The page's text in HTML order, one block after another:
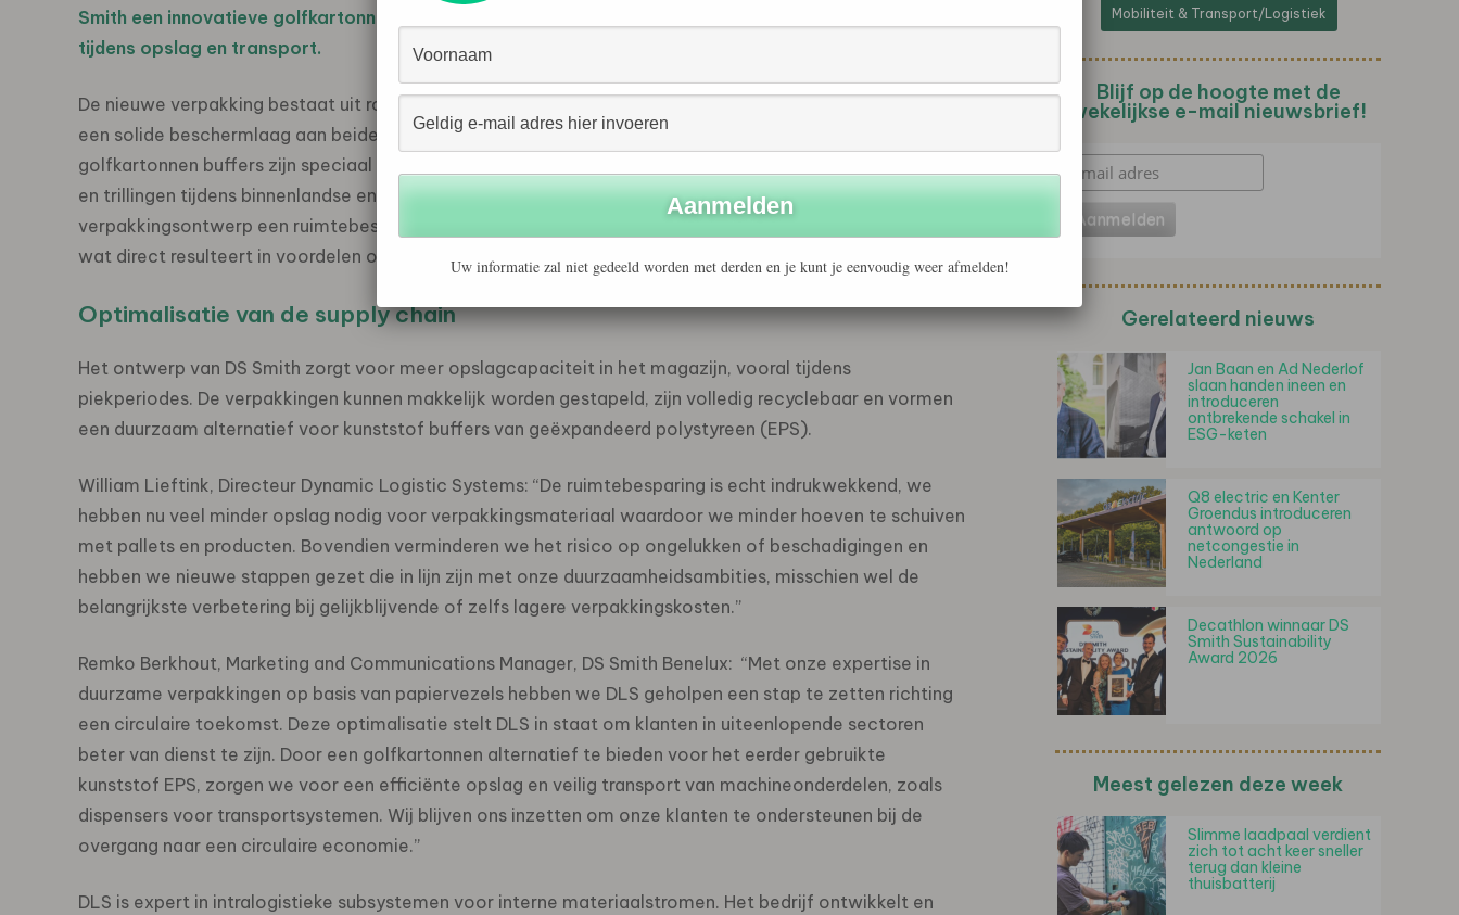
Smith een innovatieve golfkartonnen buffer ontwikkeld die belangrijke machineonderdelen beschermt
tijdens opslag en transport.
De nieuwe verpakking bestaat uit robuuste zijpanelen van dubbelgolf karton. Deze constructie vormt
een solide beschermlaag aan beide zijden, waardoor de inhoud optimaal beschermd blijft. De
golfkartonnen buffers zijn speciaal ontworpen om de producten van DLS te beschermen tegen schokken
en trillingen tijdens binnenlandse en internationale transport. Daarnaast biedt het nieuwe
verpakkingsontwerp een ruimtebesparing van circa 60% ten opzichte van eerdere EPS verpakkingen,
wat direct resulteert in voordelen op het gebied van opslagcapaciteit en logistieke efficiëntie.
Optimalisatie van de supply chain
Het ontwerp van DS Smith zorgt voor meer opslagcapaciteit in het magazijn, vooral tijdens
piekperiodes. De verpakkingen kunnen makkelijk worden gestapeld, zijn volledig recyclebaar en vormen
een duurzaam alternatief voor kunststof buffers van geëxpandeerd polystyreen (EPS).
William Lieftink, Directeur Dynamic Logistic Systems: “De ruimtebesparing is echt indrukwekkend, we
hebben nu veel minder opslag nodig voor verpakkingsmateriaal waardoor we minder hoeven te schuiven
met pallets en producten. Bovendien verminderen we het risico op ongelukken of beschadigingen en
hebben we nieuwe stappen gezet die in lijn zijn met onze duurzaamheidsambities, misschien wel de
belangrijkste verbetering bij gelijkblijvende of zelfs lagere verpakkingskosten.”
Remko Berkhout, Marketing and Communications Manager, DS Smith Benelux: “Met onze expertise in
duurzame verpakkingen op basis van papiervezels hebben we DLS geholpen een stap te zetten richting
een circulaire toekomst. Deze optimalisatie stelt DLS in staat om klanten in uiteenlopende sectoren
beter van dienst te zijn. Door een golfkartonnen alternatief te bieden voor het eerder gebruikte
kunststof EPS, zorgen we voor een efficiënte opslag en veilig transport van machineonderdelen, zoals
dispensers voor transportsystemen. Wij blijven ons inzetten om onze klanten te ondersteunen bij de
overgang naar een circulaire economie.”
DLS is expert in intralogistieke subsystemen voor interne materiaalstromen. Het bedrijf ontwikkelt en
Mobiliteit & Transport/Logistiek
Blijf op de hoogte met de
wekelijkse e-mail nieuwsbrief!
Gerelateerd nieuws
Jan Baan en Ad Nederlof
slaan handen ineen en
introduceren
ontbrekende schakel in
ESG-keten
Q8 electric en Kenter
Groendus introduceren
antwoord op
netcongestie in
Nederland
Decathlon winnaar DS
Smith Sustainability
Award 2026
Meest gelezen deze week
Slimme laadpaal verdient
zich tot acht keer sneller
terug dan kleine
thuisbatterij
Uw informatie zal niet gedeeld worden met derden en je kunt je eenvoudig weer afmelden!